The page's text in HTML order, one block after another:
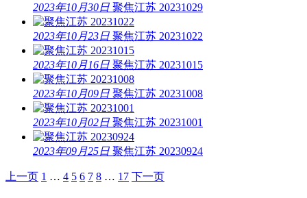
2023年10月30日 聚焦江苏 20231029
2023年10月23日 聚焦江苏 20231022
2023年10月16日 聚焦江苏 20231015
2023年10月09日 聚焦江苏 20231008
2023年10月02日 聚焦江苏 20231001
2023年09月25日 聚焦江苏 20230924
上一页 1 … 4 5 6 7 8 … 17 下一页